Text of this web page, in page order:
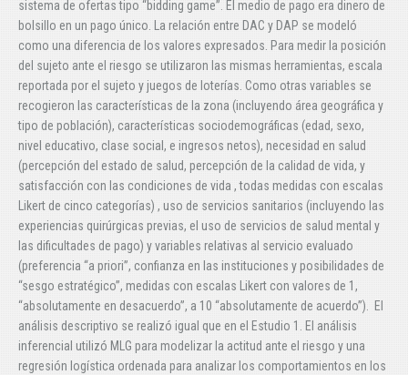
sistema de ofertas tipo “bidding game”. El medio de pago era dinero de
bolsillo en un pago único. La relación entre DAC y DAP se modeló
como una diferencia de los valores expresados. Para medir la posición
del sujeto ante el riesgo se utilizaron las mismas herramientas, escala
reportada por el sujeto y juegos de loterías. Como otras variables se
recogieron las características de la zona (incluyendo área geográfica y
tipo de población), características sociodemográficas (edad, sexo,
nivel educativo, clase social, e ingresos netos), necesidad en salud
(percepción del estado de salud, percepción de la calidad de vida, y
satisfacción con las condiciones de vida , todas medidas con escalas
Likert de cinco categorías) , uso de servicios sanitarios (incluyendo las
experiencias quirúrgicas previas, el uso de servicios de salud mental y
las dificultades de pago) y variables relativas al servicio evaluado
(preferencia “a priori”, confianza en las instituciones y posibilidades de
“sesgo estratégico”, medidas con escalas Likert con valores de 1,
“absolutamente en desacuerdo”, a 10 “absolutamente de acuerdo”). El
análisis descriptivo se realizó igual que en el Estudio 1. El análisis
inferencial utilizó MLG para modelizar la actitud ante el riesgo y una
regresión logística ordenada para analizar los comportamientos en los